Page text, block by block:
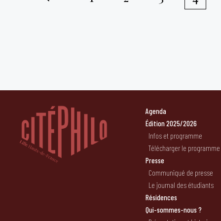
Agenda
Édition 2025/2026
Infos et programme
Télécharger le programme
Presse
Communiqué de presse
Le journal des étudiants
Résidences
Qui-sommes-nous ?